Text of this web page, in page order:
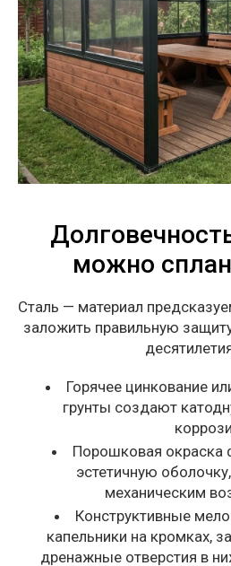
можно
Сталь — материал
заложить правильную
Горячее цинкование
грунты создают
Порошковая окраска
эстетичную
механическим
Конструктивные
капельники на кромках,
дренажные отверстия в